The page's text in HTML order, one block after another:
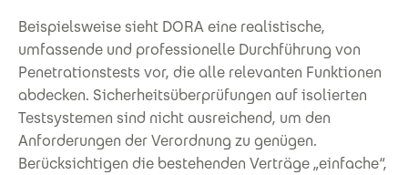
Beispielsweise sieht DORA eine realistische,
umfassende und professionelle Durchführung von
Penetrationstests vor, die alle relevanten Funktionen
abdecken. Sicherheitsüberprüfungen auf isolierten
Testsystemen sind nicht ausreichend, um den
Anforderungen der Verordnung zu genügen.
Berücksichtigen die bestehenden Verträge „einfache“,